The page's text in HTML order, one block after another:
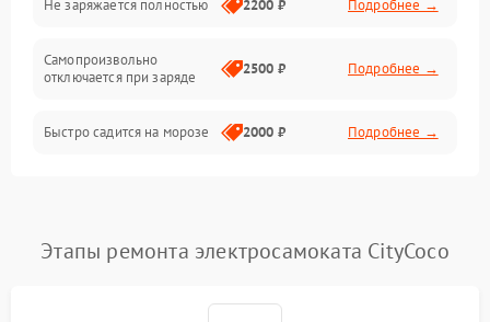
Не заряжается полностью 2200 ₽ Подробнее →
Самопроизвольно
отключается при заряде
2500 ₽ Подробнее →
Быстро садится на морозе 2000 ₽ Подробнее →
Этапы ремонта электросамоката CityCoco